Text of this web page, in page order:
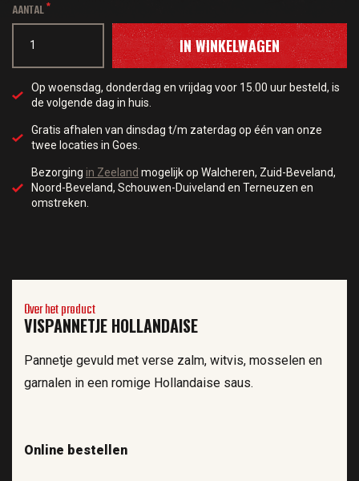
AANTAL
IN WINKELWAGEN
Op woensdag, donderdag en vrijdag voor 15.00 uur besteld, is
de volgende dag in huis.
Gratis afhalen van dinsdag t/m zaterdag op één van onze
twee locaties in Goes.
Bezorging in Zeeland mogelijk op Walcheren, Zuid-Beveland,
Noord-Beveland, Schouwen-Duiveland en Terneuzen en
omstreken.
Over het product
VISPANNETJE HOLLANDAISE
Pannetje gevuld met verse zalm, witvis, mosselen en
garnalen in een romige Hollandaise saus.
Online bestellen